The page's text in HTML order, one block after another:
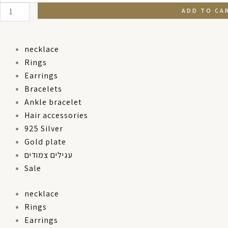
reen
quantity
ADD TO
necklace
Rings
Earrings
Bracelets
Ankle bracelet
Hair accessories
925 Silver
Gold plate
עגילים צמודים
Sale
necklace
Rings
Earrings